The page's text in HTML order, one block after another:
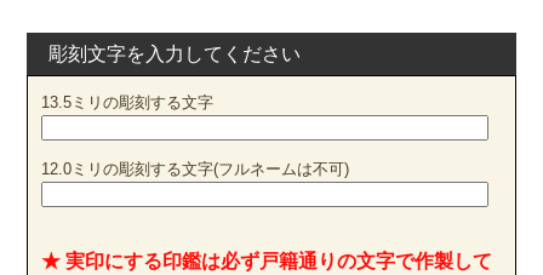
彫刻文字を入力してください
13.5ミリの彫刻する文字
12.0ミリの彫刻する文字(フルネームは不可)
★ 実印にする印鑑は必ず戸籍通りの文字で作製して